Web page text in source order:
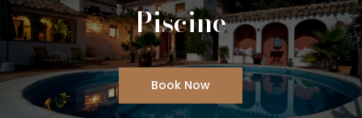
Piscine
Book Now